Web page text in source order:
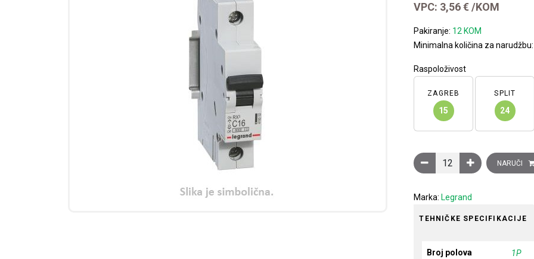
VPC: 3,56€ /KOM
Pakiranje: 12 KOM
Minimalna količina za narudžbu:
Raspoloživost
ZAGREB
15
SPLIT
24
Minijaturni automatski
NARUČI
Marka: Legrand
TEHNIČKE SPECIFIKACIJE
Broj polova 1P